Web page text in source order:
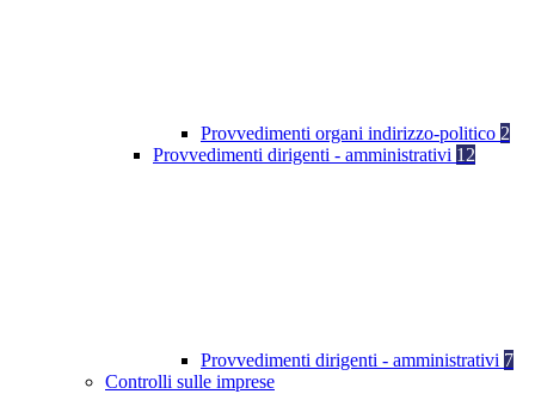
Provvedimenti organi indirizzo-politico 2
Provvedimenti dirigenti - amministrativi 12
Provvedimenti dirigenti - amministrativi 7
Controlli sulle imprese